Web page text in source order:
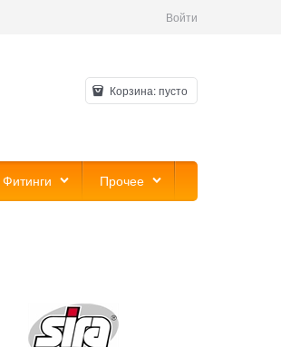
Войти
Корзина:пусто
Фитинги Прочее